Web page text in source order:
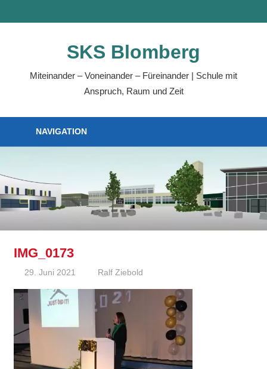
Inhalt
SKS Blomberg
Miteinander – Voneinander – Füreinander | Schule mit
Anspruch, Raum und Zeit
NAVIGATION
IMG_0173
29. Juni 2021 Ralf Ziebold